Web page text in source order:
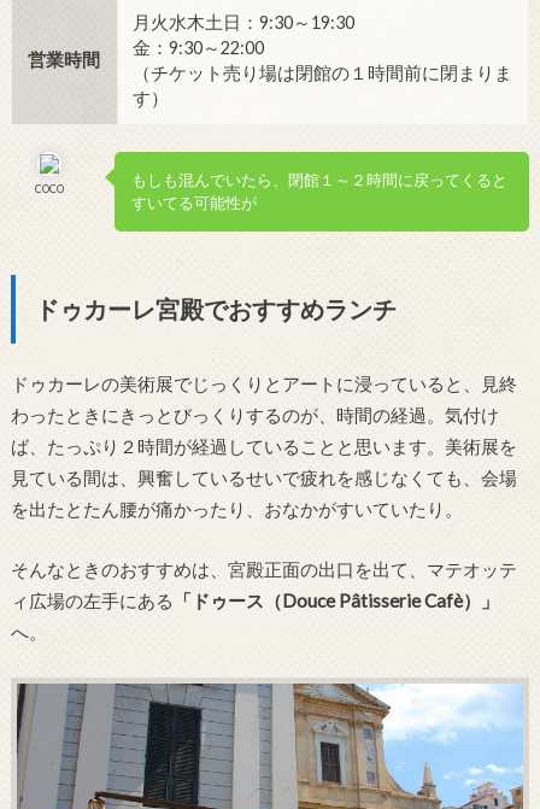
営業時間
月火水木土日：9:30～19:30
金：9:30～22:00
（チケット売り場は閉館の１時間前に閉まりま
す）
COCO
もしも混んでいたら、閉館１～２時間に戻ってくると
すいてる可能性が
ドゥカーレ宮殿でおすすめランチ
ドゥカーレの美術展でじっくりとアートに浸っていると、見終
わったときにきっとびっくりするのが、時間の経過。気付け
ば、たっぷり２時間が経過していることと思います。美術展を
見ている間は、興奮しているせいで疲れを感じなくても、会場
を出たとたん腰が痛かったり、おなかがすいていたり。
そんなときのおすすめは、宮殿正面の出口を出て、マテオッテ
ィ広場の左手にある
「ドゥース（Douce Pâtisserie Cafè）」
へ。